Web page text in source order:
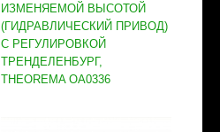
ИЗМЕНЯЕМОЙ ВЫСОТОЙ
(ГИДРАВЛИЧЕСКИЙ ПРИВОД)
С РЕГУЛИРОВКОЙ
ТРЕНДЕЛЕНБУРГ,
THEOREMA OA0336